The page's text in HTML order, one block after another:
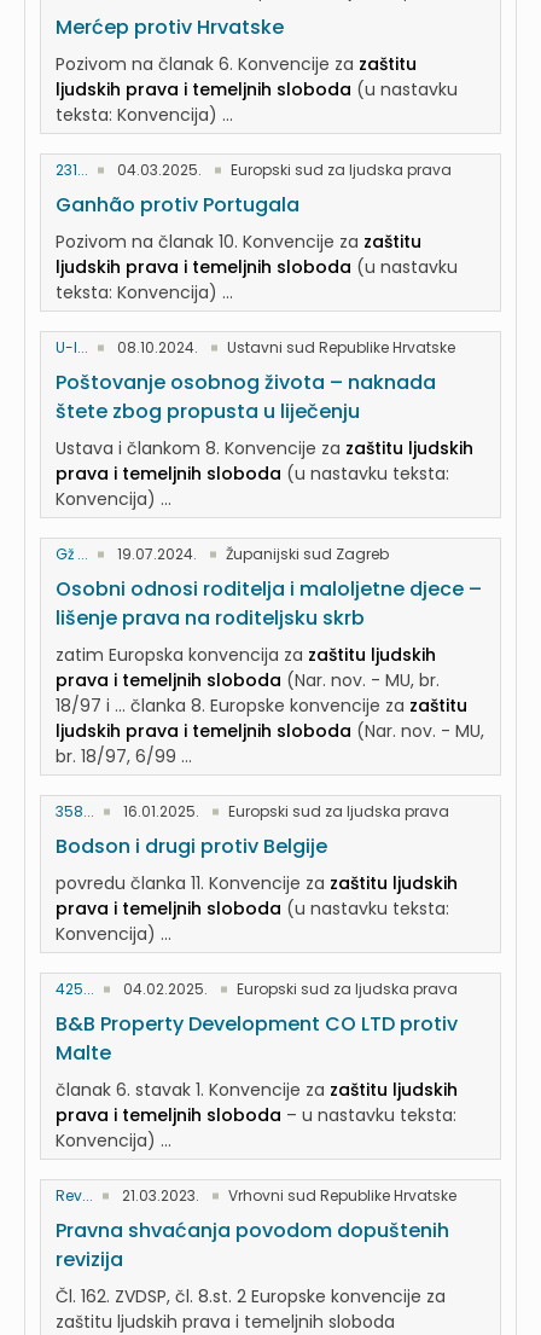
Merćep protiv Hrvatske
Pozivom na članak 6. Konvencije za zaštitu
ljudskih prava i temeljnih sloboda (u nastavku
teksta: Konvencija) ...
231... 04.03.2025. Europski sud za ljudska prava
Ganhão protiv Portugala
Pozivom na članak 10. Konvencije za zaštitu
ljudskih prava i temeljnih sloboda (u nastavku
teksta: Konvencija) ...
U-I... 08.10.2024. Ustavni sud Republike Hrvatske
Poštovanje osobnog života – naknada
štete zbog propusta u liječenju
Ustava i člankom 8. Konvencije za zaštitu ljudskih
prava i temeljnih sloboda (u nastavku teksta:
Konvencija) ...
Gž ... 19.07.2024. Županijski sud Zagreb
Osobni odnosi roditelja i maloljetne djece –
lišenje prava na roditeljsku skrb
zatim Europska konvencija za zaštitu ljudskih
prava i temeljnih sloboda (Nar. nov. - MU, br.
18/97 i ... članka 8. Europske konvencije za zaštitu
ljudskih prava i temeljnih sloboda (Nar. nov. - MU,
br. 18/97, 6/99 ...
358... 16.01.2025. Europski sud za ljudska prava
Bodson i drugi protiv Belgije
povredu članka 11. Konvencije za zaštitu ljudskih
prava i temeljnih sloboda (u nastavku teksta:
Konvencija) ...
425... 04.02.2025. Europski sud za ljudska prava
B&B Property Development CO LTD protiv
Malte
članak 6. stavak 1. Konvencije za zaštitu ljudskih
prava i temeljnih sloboda – u nastavku teksta:
Konvencija) ...
Rev... 21.03.2023. Vrhovni sud Republike Hrvatske
Pravna shvaćanja povodom dopuštenih
revizija
Čl. 162. ZVDSP, čl. 8.st. 2 Europske konvencije za
zaštitu ljudskih prava i temeljnih sloboda